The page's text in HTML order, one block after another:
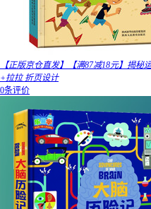
【正版京仓直发】【满87减18元】揭
+拉拉 折页设计
0条评价